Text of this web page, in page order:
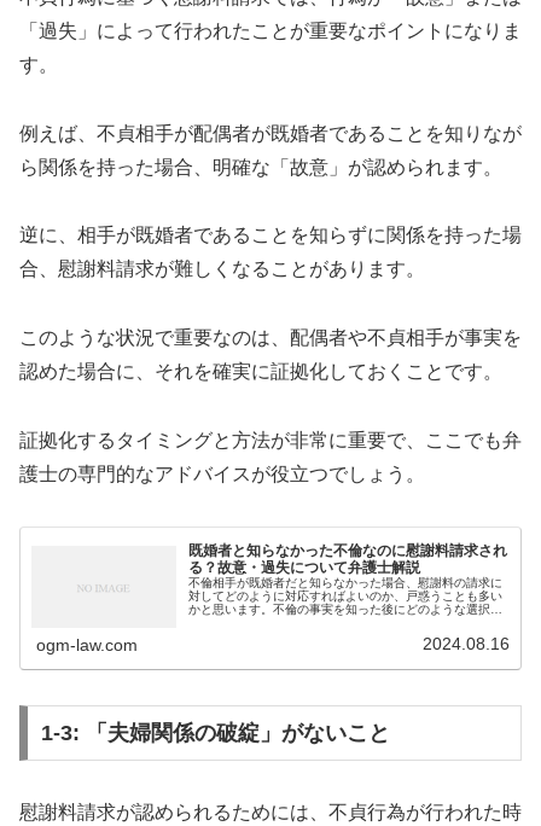
「過失」によって行われたことが重要なポイントになりま
す。
例えば、不貞相手が配偶者が既婚者であることを知りなが
ら関係を持った場合、明確な「故意」が認められます。
逆に、相手が既婚者であることを知らずに関係を持った場
合、慰謝料請求が難しくなることがあります。
このような状況で重要なのは、配偶者や不貞相手が事実を
認めた場合に、それを確実に証拠化しておくことです。
証拠化するタイミングと方法が非常に重要で、ここでも弁
護士の専門的なアドバイスが役立つでしょう。
既婚者と知らなかった不倫なのに慰謝料請求され
る？故意・過失について弁護士解説
不倫相手が既婚者だと知らなかった場合、慰謝料の請求に
対してどのように対応すればよいのか、戸惑うことも多い
かと思います。不倫の事実を知った後にどのような選択肢
ogm-law.com 2024.08.16
1-3: 「夫婦関係の破綻」がないこと
慰謝料請求が認められるためには、不貞行為が行われた時